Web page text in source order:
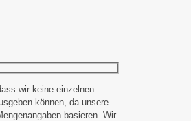
wir keine einzelnen
können, da unsere
basieren. Wir